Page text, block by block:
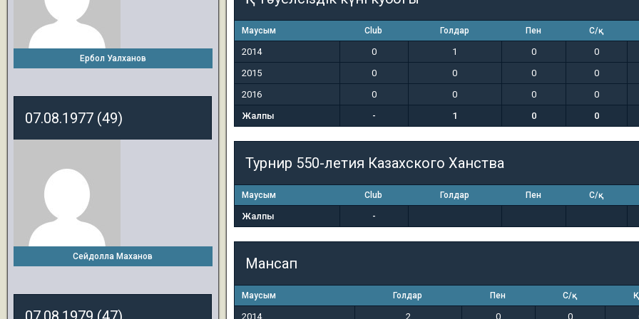
Маусым Club Голдар Пен С/қ
2014 0 1 0
0
2015
0 0 0
0
2016
0 0 0
0
Жалпы
- 1 0 0
Турнир 550-летия Казахского Ханства
Маусым Club Голдар Пен С/қ
Жалпы -
Мансап
Маусым Голдар Пен С/қ
2014 2 0 0
Ербол Уалханов
07.08.1977 (49)
Сейдолла Маханов